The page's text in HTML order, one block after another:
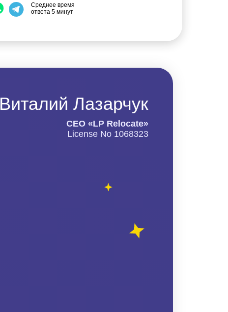
Среднее время
ответа 5 минут
СЕО «LP Relocate»
License No 1068323
Виталий Лазарчук